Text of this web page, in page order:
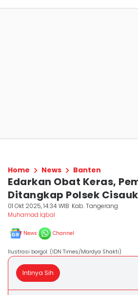
Home News Banten
Edarkan Obat Keras,
Ditangkap Polsek Cisauk
01 Okt 2025, 14:34 WIB Kab. Tangerang
Muhamad Iqbal
News Channel
Ilustrasi borgol. (IDN Times/Mardya Shakti)
Intinya Sih